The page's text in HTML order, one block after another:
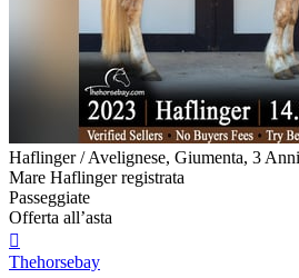
Haflinger / Avelignese, Giumenta, 3
Mare Haflinger registrata
Passeggiate
Offerta all’asta

Thehorsebay